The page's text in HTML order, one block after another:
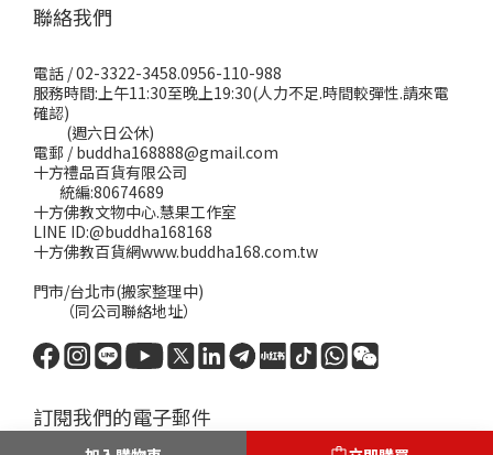
聯絡我們
電話 / 02-3322-3458.0956-110-988
服務時間:上午11:30至晚上19:30(人力不足.時間較彈性.請來電
確認)
(週六日公休)
電郵 / buddha168888@gmail.com
十方禮品百貨有限公司
統編:80674689
十方佛教文物中心.慧果工作室
LINE ID:@buddha168168
十方佛教百貨網www.buddha168.com.tw
門市/台北市(搬家整理中)
（同公司聯絡地址）
訂閱我們的電子郵件